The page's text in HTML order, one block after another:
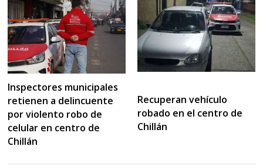
Inspectores municipales
retienen a delincuente
por violento robo de
celular en centro de
Chillán
Recuperan vehículo
robado en el centro de
Chillán